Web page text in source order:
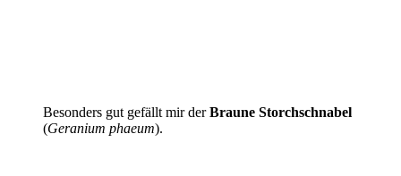
Besonders gut gefällt mir derBraune Storchschnabel
(Geranium phaeum).